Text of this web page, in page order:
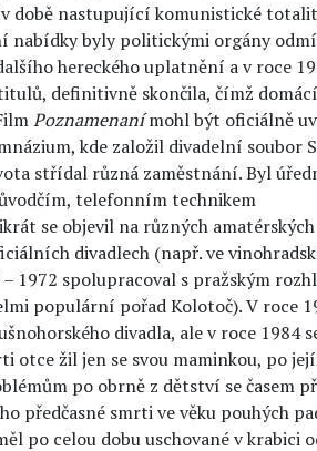
době nastupující komunistické
nabídky byly politickými orgány
hereckého uplatnění a v roce
definitivně skončila, čímž domácí
Poznamenanímohl být oficiálně
kde založil divadelní soubor
střídal různá zaměstnání. Byl
telefonním technikem
se objevil na různých amatérských
divadlech (např. ve
1972 spolupracoval s pražským
populární pořad Kolotoč). V roce
divadla, ale v roce 1984
otce žil jen se svou maminkou, po
po obrně z dětství se časem
předčasné smrti ve věku pouhých
po celou dobu uschované v krabici